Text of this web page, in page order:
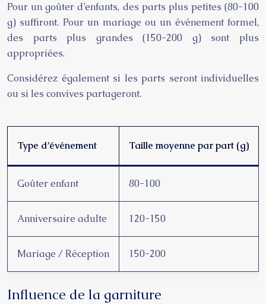
Pour un goûter d’enfants, des parts plus petites (80-100
g) suffiront. Pour un mariage ou un événement formel,
des parts plus grandes (150-200 g) sont plus
appropriées.
Considérez également si les parts seront individuelles
ou si les convives partageront.
Type d’événement Taille moyenne par part (g)
Goûter enfant 80-100
Anniversaire adulte 120-150
Mariage / Réception 150-200
Influence de la garniture